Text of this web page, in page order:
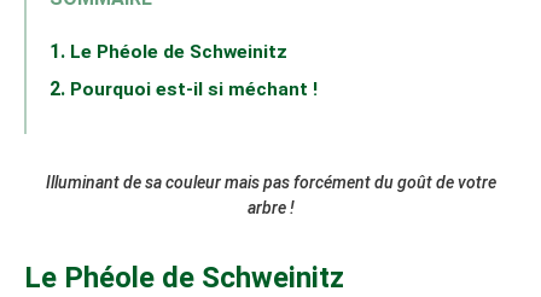
Le Phéole de Schweinitz
Pourquoi est-il si méchant !
Illuminant de sa couleur mais pas forcément du goût de votre
arbre !
Le Phéole de Schweinitz